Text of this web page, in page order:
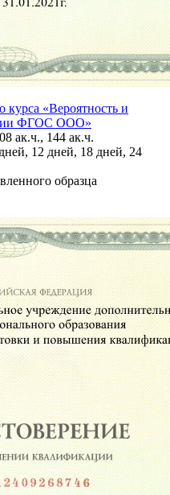
курса «Вероятность и
ФГОС ООО»
ак.ч., 144 ак.ч.
12 дней, 18 дней, 24
образца